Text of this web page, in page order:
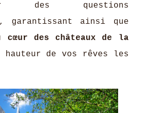
des questions
garantissant ainsi que
cœur des châteaux de la
de vos rêves les